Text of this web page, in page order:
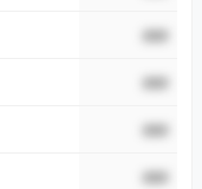
###
###
###
###